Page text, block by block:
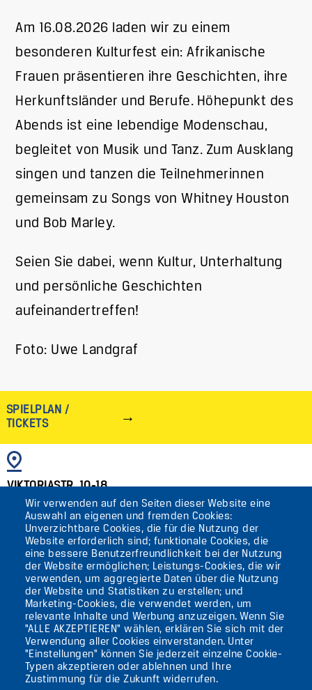
Wir verwenden auf den Seiten dieser Website eine
Auswahl an eigenen und fremden Cookies:
Unverzichtbare Cookies, die für die Nutzung der
Website erforderlich sind; funktionale Cookies, die
eine bessere Benutzerfreundlichkeit bei der Nutzung
der Website ermöglichen; Leistungs-Cookies, die wir
verwenden, um aggregierte Daten über die Nutzung
der Website und Statistiken zu erstellen; und
Marketing-Cookies, die verwendet werden, um
relevante Inhalte und Werbung anzuzeigen. Wenn Sie
"ALLE AKZEPTIEREN" wählen, erklären Sie sich mit der
Verwendung aller Cookies einverstanden. Unter
"Einstellungen" können Sie jederzeit einzelne Cookie-
Typen akzeptieren oder ablehnen und Ihre
Zustimmung für die Zukunft widerrufen.
Am 16.08.2026 laden wir zu einem
besonderen Kulturfest ein: Afrikanische
Frauen präsentieren ihre Geschichten, ihre
Herkunftsländer und Berufe. Höhepunkt des
Abends ist eine lebendige Modenschau,
begleitet von Musik und Tanz. Zum Ausklang
singen und tanzen die Teilnehmerinnen
gemeinsam zu Songs von Whitney Houston
und Bob Marley.
Seien Sie dabei, wenn Kultur, Unterhaltung
und persönliche Geschichten
aufeinandertreffen!
Foto: Uwe Landgraf
SPIELPLAN /
TICKETS
BILD
VIKTORIASTR. 10-18
12105 BERLIN
TEMPELHOF
AKTUELLES
KONTAKT
DIE UFAFABRIK
BERLIN
Suche